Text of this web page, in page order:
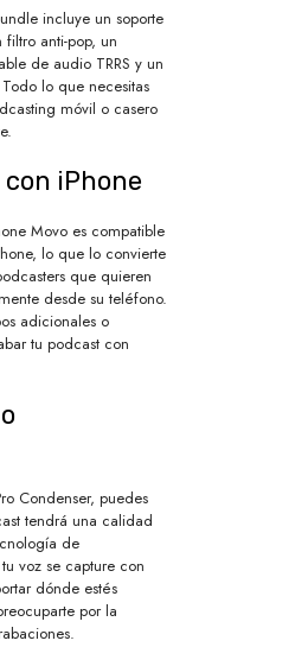
incluye un soporte
anti-pop, un
de audio TRRS y un
lo que necesitas
móvil o casero
iPhone
Movo es compatible
lo que lo convierte
que quieren
desde su teléfono.
adicionales o
tu podcast con
Condenser, puedes
tendrá una calidad
de
voz se capture con
dónde estés
por la